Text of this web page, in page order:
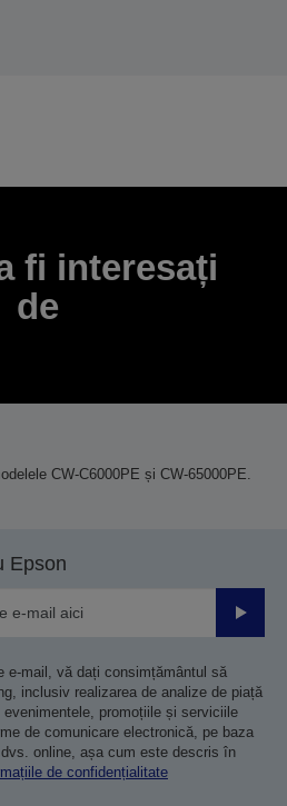
fi interesați
de
CW-C6000PE și CW-65000PE.
Epson
e-mail, vă dați consimțământul să
inclusiv realizarea de analize de piață
promoțiile și serviciile
de comunicare electronică, pe baza
online, așa cum este descris în
de confidențialitate